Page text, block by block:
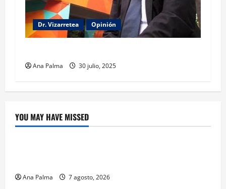
Dr. Vizarretea Opinión
Ana Palma 30 julio, 2025
YOU MAY HAVE MISSED
Crítica de Cine
Ana Palma 7 agosto, 2026
Educación